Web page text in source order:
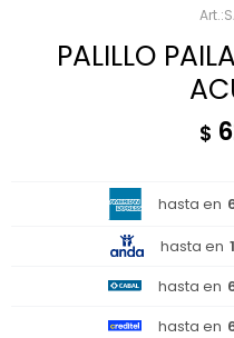
PALILLO
$
hasta en
hasta en
hasta en
hasta en